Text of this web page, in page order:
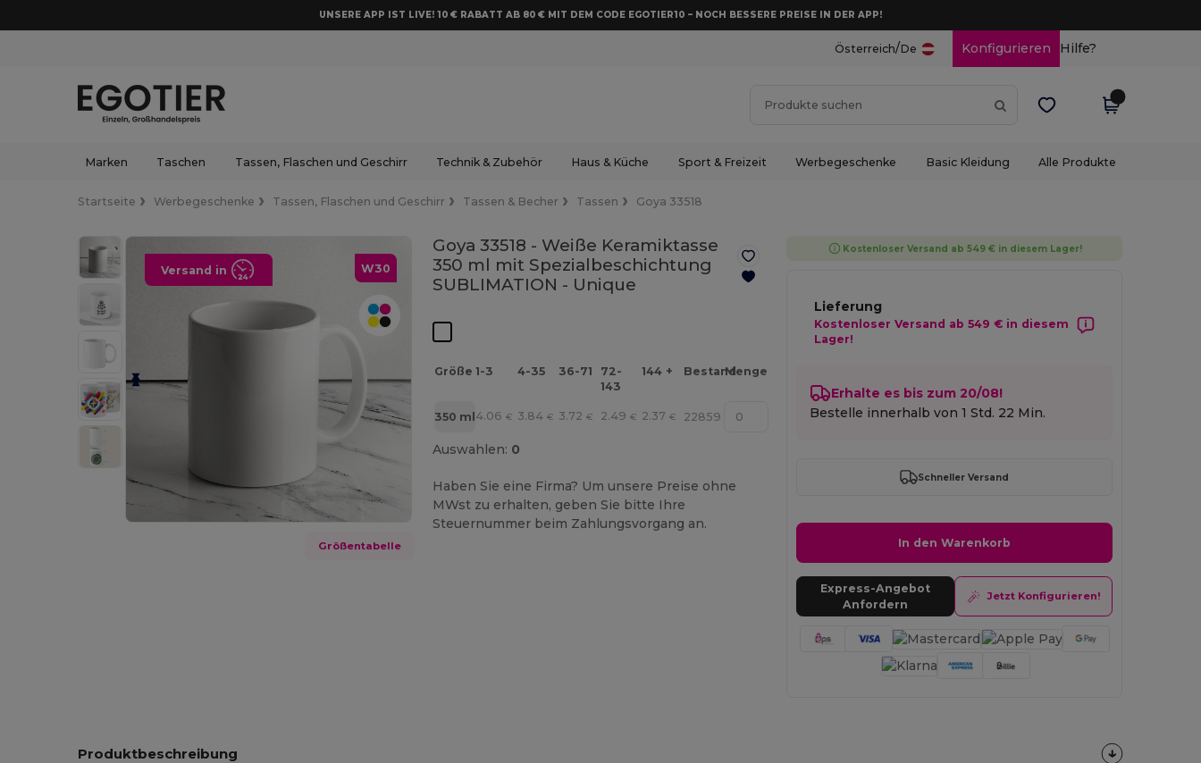
UNSERE APP IST LIVE! 10 € RABATT AB 80 € MIT DEM CODE EGOTIER10 – NOCH BESSERE PREISE IN DER APP!
Österreich/De Konfigurieren Hilfe?
Marken Taschen Tassen, Flaschen und Geschirr Technik & Zubehör Haus & Küche Sport & Freizeit Werbegeschenke Basic Kleidung Alle Produkte
Startseite Werbegeschenke Tassen, Flaschen und Geschirr Tassen & Becher Tassen Goya 33518
W30
Versand in
Größentabelle
Goya 33518 - Weiße Keramiktasse
350 ml mit Spezialbeschichtung
SUBLIMATION - Unique
Größe 1-3 4-35 36-71
72-
143
144 + BestandMenge
350 ml4.06 € 3.84 € 3.72 € 2.49 € 2.37 € 22859
Auswahlen: 0
Haben Sie eine Firma? Um unsere Preise ohne
MWst zu erhalten, geben Sie bitte Ihre
Steuernummer beim Zahlungsvorgang an.
Kostenloser Versand ab 549 € in diesem Lager!
Lieferung
Kostenloser Versand ab 549 € in diesem
Lager!
Erhalte es bis zum 20/08!
Bestelle innerhalb von1 Std. 22 Min.
Schneller Versand
In den Warenkorb
Express-Angebot
Anfordern
Jetzt Konfigurieren!
Produktbeschreibung